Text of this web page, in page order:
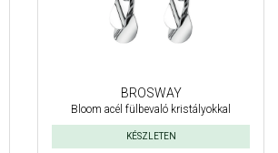
BROSWAY
Bloom acél fülbevaló kristályokkal
KÉSZLETEN